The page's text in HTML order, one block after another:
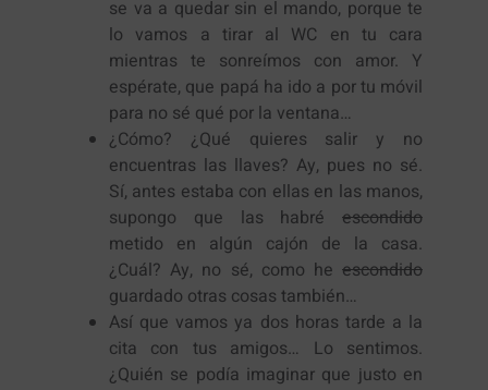
se va a quedar sin el mando, porque te
lo vamos a tirar al WC en tu cara
mientras te sonreímos con amor. Y
espérate, que papá ha ido a por tu móvil
para no sé qué por la ventana…
¿Cómo? ¿Qué quieres salir y no
encuentras las llaves? Ay, pues no sé.
Sí, antes estaba con ellas en las manos,
supongo que las habré escondido
metido en algún cajón de la casa.
¿Cuál? Ay, no sé, como he escondido
guardado otras cosas también…
Así que vamos ya dos horas tarde a la
cita con tus amigos… Lo sentimos.
¿Quién se podía imaginar que justo en